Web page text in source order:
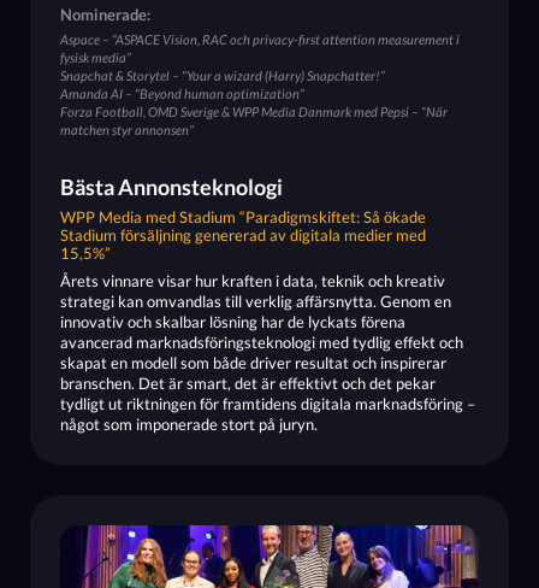
Nominerade:
Aspace – “ASPACE Vision, RAC och privacy-first attention measurement i
fysisk media”
Snapchat & Storytel – “Your a wizard (Harry) Snapchatter!”
Amanda AI – “Beyond human optimization”
Forza Football, OMD Sverige & WPP Media Danmark med Pepsi – “När
matchen styr annonsen”
Bästa Annonsteknologi
WPP Media med Stadium “Paradigmskiftet: Så ökade
Stadium försäljning genererad av digitala medier med
15,5%”
Årets vinnare visar hur kraften i data, teknik och kreativ
strategi kan omvandlas till verklig affärsnytta. Genom en
innovativ och skalbar lösning har de lyckats förena
avancerad marknadsföringsteknologi med tydlig effekt och
skapat en modell som både driver resultat och inspirerar
branschen. Det är smart, det är effektivt och det pekar
tydligt ut riktningen för framtidens digitala marknadsföring –
något som imponerade stort på juryn.